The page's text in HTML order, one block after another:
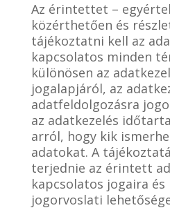
Az érintettet –
közérthetően és
tájékoztatni kell az
kapcsolatos minden
különösen az
jogalapjáról, az
adatfeldolgozásra
az adatkezelés
arról, hogy kik
adatokat. A
terjednie az érintett
kapcsolatos jogaira és
jogorvoslati